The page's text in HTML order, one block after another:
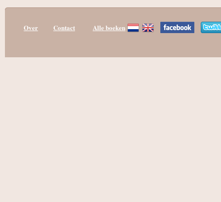
Over Contact Alle boeken